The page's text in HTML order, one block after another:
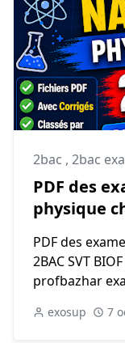
2bac , 2bac
PDF des
physique
PDF des
2BAC SVT
profbazhar
exosup 7